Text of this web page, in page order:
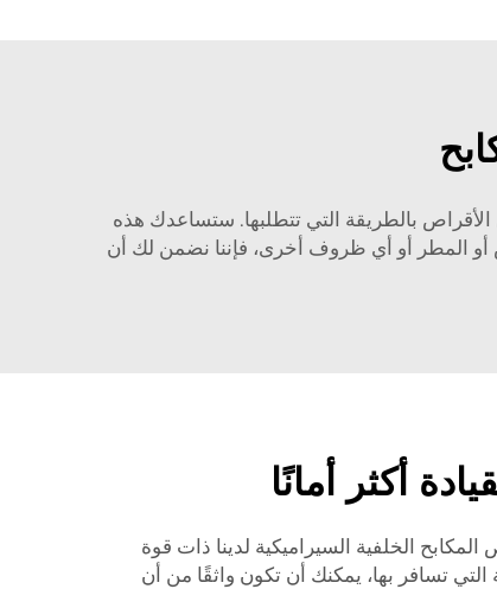
بالطريقة التي تتطلبها. ستساعدك هذه
المطر أو أي ظروف أخرى، فإننا نضمن لك أن
أكثر أمانًا
الخلفية السيراميكية لدينا ذات قوة
تسافر بها، يمكنك أن تكون واثقًا من أن